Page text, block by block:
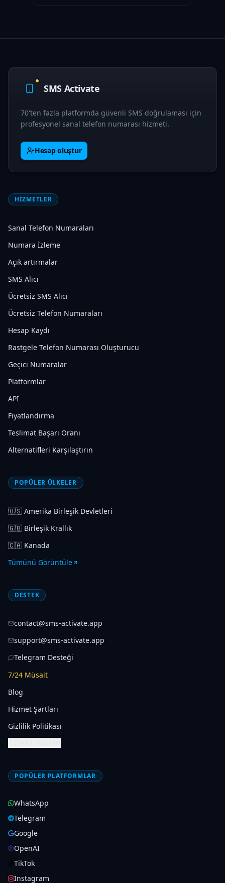
SMS Activate
70'ten fazla platformda güvenli SMS doğrulaması için
profesyonel sanal telefon numarası hizmeti.
Hesap oluştur
HIZMETLER
Sanal Telefon Numaraları
Numara İzleme
Açık artırmalar
SMS Alıcı
Ücretsiz SMS Alıcı
Ücretsiz Telefon Numaraları
Hesap Kaydı
Rastgele Telefon Numarası Oluşturucu
Geçici Numaralar
Platformlar
API
Fiyatlandırma
Teslimat Başarı Oranı
Alternatifleri Karşılaştırın
POPÜLER ÜLKELER
🇺🇸 Amerika Birleşik Devletleri
🇬🇧 Birleşik Krallık
🇨🇦 Kanada
Tümünü Görüntüle
DESTEK
contact@sms-activate.app
support@sms-activate.app
Telegram Desteği
7/24 Müsait
Blog
Hizmet Şartları
Gizlilik Politikası
POPÜLER PLATFORMLAR
WhatsApp
Telegram
Google
OpenAI
TikTok
Instagram